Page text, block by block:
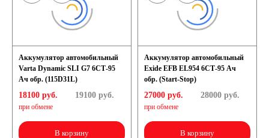
Аккумулятор автомобильный
Varta Dynamic SLI G7 6СТ-95
Ач обр. (115D31L)
18100 руб.
при обмене
19100руб.
В корзину
Аккумулятор автомобильный
Exide EFB EL954 6СТ-95 Ач
обр. (Start-Stop)
27000 руб.
при обмене
28000руб.
В корзину